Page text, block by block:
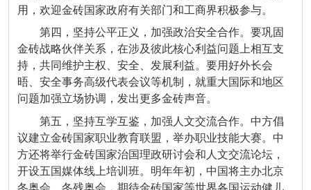
用，欢迎金砖国家政府有关部门和工商界积极参与。
第四，坚持公平正义，加强政治安全合作。要巩固
金砖战略伙伴关系，在涉及彼此核心利益问题上相互支
持，共同维护主权、安全、发展利益。要用好外长会
晤、安全事务高级代表会议等机制，就重大国际和地区
问题加强立场协调，发出更多金砖声音。
第五，坚持互学互鉴，加强人文交流合作。中方倡
议建立金砖国家职业教育联盟，举办职业技能大赛。中
方还将举行金砖国家治国理政研讨会和人文交流论坛，
开设五国媒体线上培训班。明年年初，中国将主办北京
冬奥会、冬残奥会，期待金砖国家等世界各国运动健儿